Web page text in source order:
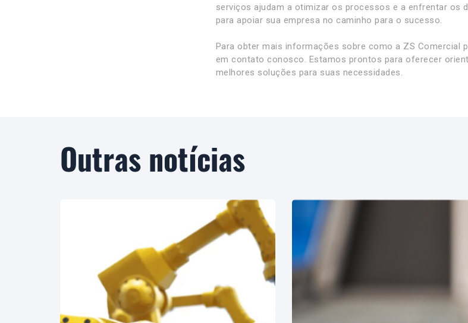
serviços ajudam a otimizar os processos e a enfrentar os
para apoiar sua empresa no caminho para o sucesso.
Para obter mais informações sobre como a ZS Comercial
em contato conosco. Estamos prontos para oferecer
melhores soluções para suas necessidades.
Outras notícias